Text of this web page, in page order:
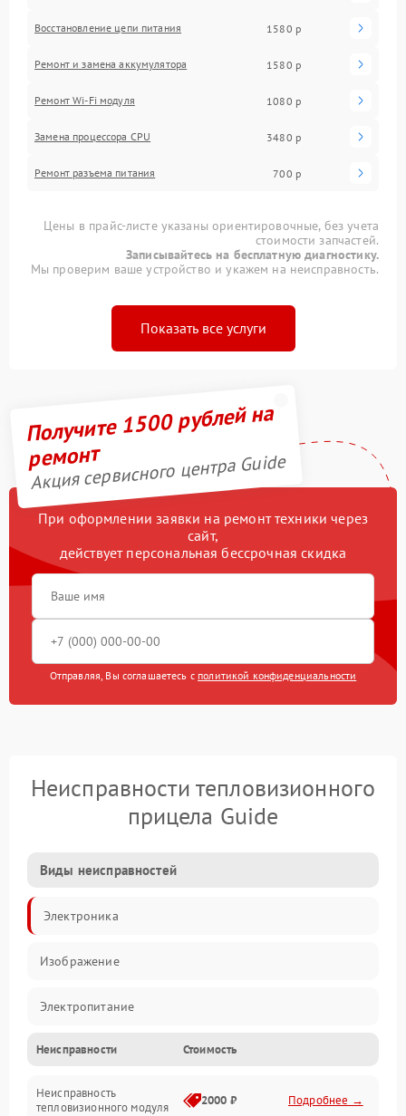
Восстановление цепи питания 1580 р
Ремонт и замена аккумулятора 1580 р
Ремонт Wi-Fi модуля 1080 р
Замена процессора CPU 3480 р
Ремонт разъема питания 700 р
Цены в прайс-листе указаны ориентировочные, без учета
стоимости запчастей.
Записывайтесь на бесплатную диагностику.
Мы проверим ваше устройство и укажем на неисправность.
Показать все услуги
Получите 1500 рублей на
ремонт
Акция сервисного центра Guide
При оформлении заявки на ремонт техники через
сайт,
действует персональная бессрочная скидка
Отправляя, Вы соглашаетесь с политикой конфиденциальности
Неисправности тепловизионного
прицела Guide
Виды неисправностей
Электроника
Изображение
Электропитание
Измерения
Матрица
Неисправности Стоимость
Неисправность
тепловизионного модуля
2000 ₽ Подробнее →